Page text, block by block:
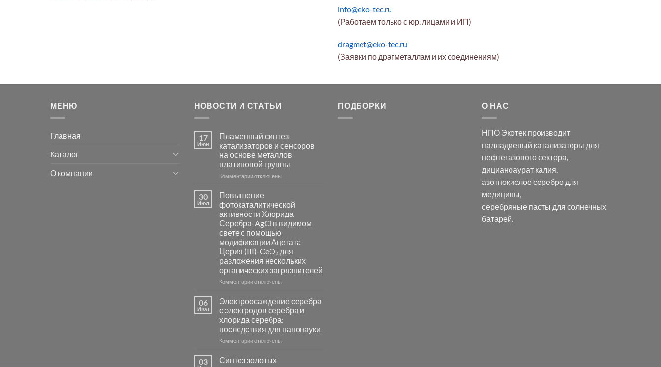
info@eko-tec.ru
(Работаем только с юр. лицами и ИП)
dragmet@eko-tec.ru
(Заявки по драгметаллам и их соединениям)
МЕНЮ
Главная
Каталог
О компании
НОВОСТИ И СТАТЬИ
17
Июн
Пламенный синтез
катализаторов и сенсоров
на основе металлов
платиновой группы
Комментариик
синтез
катализаторов
и
сенсоров
на
основе
металлов
платиновой
группы
отключены
30
Июл
Повышение
фотокаталитической
активности Хлорида
Серебра-AgCl в видимом
свете с помощью
модификации Ацетата
Церия (III)-CeO₂ для
разложения нескольких
органических загрязнителей
Комментариик
фотокаталитической
активности
Хлорида
Серебра-
AgCl
свете
отключены
06
Июл
Электроосаждение серебра
с электродов серебра и
хлорида серебра:
последствия для нанонауки
Комментариик
серебра
отключены
03
Синтез золотых
ПОДБОРКИ О НАС
НПО Экотек производит
палладиевый катализаторы для
нефтегазового сектора,
дицианоаурат калия,
азотнокислое серебродля
медицины,
серебряные пасты для солнечных
батарей.